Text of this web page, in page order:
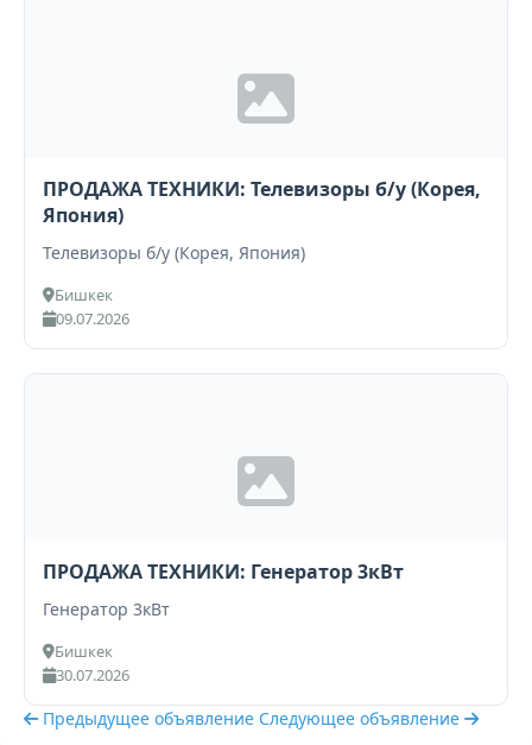
ПРОДАЖА ТЕХНИКИ: Телевизоры б/у (Корея,
Япония)
Телевизоры б/у (Корея, Япония)
Бишкек
09.07.2026
ПРОДАЖА ТЕХНИКИ: Генератор 3кВт
Генератор 3кВт
Бишкек
30.07.2026
Предыдущее объявление Следующее объявление